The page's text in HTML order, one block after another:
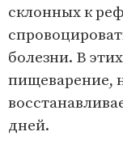
склонных к
болезни. В
пищеварение,
дней.